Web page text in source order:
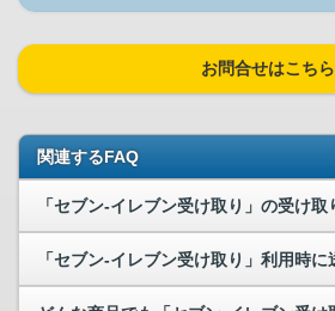
お問合せはこちら
関連するFAQ